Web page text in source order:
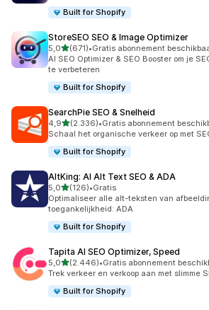
Built for Shopify
StoreSEO SEO & Image Optimizer
5,0van 5 sterren
(671)
671 recensies in totaal
•Gratis abonnement
AI SEO Optimizer & SEO Booster om je
te verbeteren
Built for Shopify
SearchPie SEO & Snelheid
4,9van 5 sterren
(2.336)
2336 recensies in totaal
•Gratis abonnement
Schaal het organische verkeer op met
Built for Shopify
AltKing: AI Alt Text SEO & ADA
5,0van 5 sterren
(126)
126 recensies in totaal
•Gratis
Optimaliseer alle alt-teksten van
toegankelijkheid: ADA
Built for Shopify
Tapita AI SEO Optimizer, Speed
5,0van 5 sterren
(2.446)
2446 recensies in totaal
•Gratis abonnement
Trek verkeer en verkoop aan met slimme
Built for Shopify